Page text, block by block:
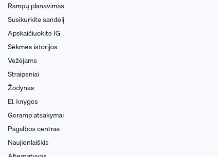
Rampų planavimas
Susikurkite sandėlį
Apskaičiuokite IG
Sėkmės istorijos
Vežėjams
Straipsniai
Žodynas
El. knygos
Goramp atsakymai
Pagalbos centras
Naujienlaiškis